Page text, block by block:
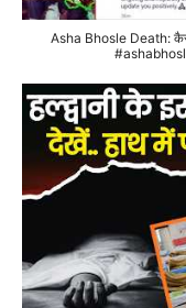
Asha Bhosle Death: